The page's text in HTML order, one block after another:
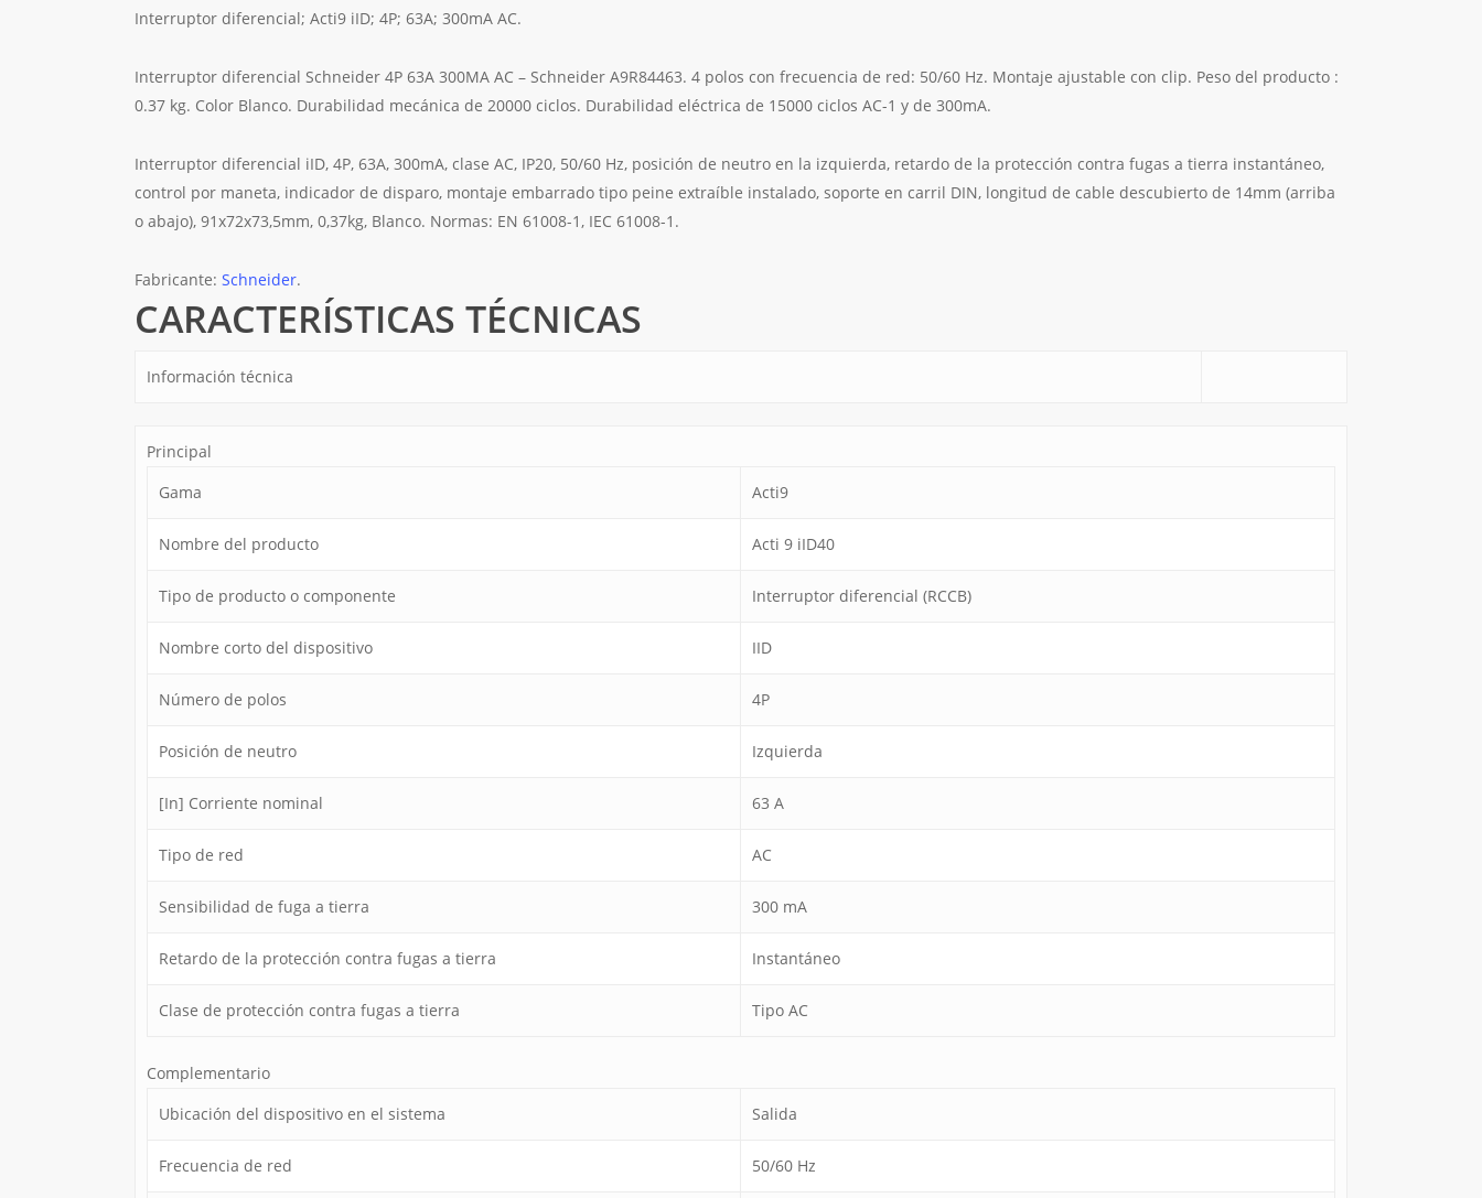
Interruptor diferencial; Acti9 iID; 4P; 63A; 300mA AC.
Interruptor diferencial Schneider 4P 63A 300MA AC – Schneider A9R84463. 4 polos con frecuencia de red: 50/60 Hz. Montaje ajustable con clip. Peso del producto :
0.37 kg. Color Blanco. Durabilidad mecánica de 20000 ciclos. Durabilidad eléctrica de 15000 ciclos AC-1 y de 300mA.
Interruptor diferencial iID, 4P, 63A, 300mA, clase AC, IP20, 50/60 Hz, posición de neutro en la izquierda, retardo de la protección contra fugas a tierra instantáneo,
control por maneta, indicador de disparo, montaje embarrado tipo peine extraíble instalado, soporte en carril DIN, longitud de cable descubierto de 14mm (arriba
o abajo), 91x72x73,5mm, 0,37kg, Blanco. Normas: EN 61008-1, IEC 61008-1.
Fabricante: Schneider.
CARACTERÍSTICAS TÉCNICAS
Información técnica
Principal
Gama
Acti9
Nombre del producto Acti 9 iID40
Tipo de producto o componente Interruptor diferencial (RCCB)
Nombre corto del dispositivo IID
Número de polos 4P
Posición de neutro Izquierda
[In] Corriente nominal 63 A
Tipo de red AC
Sensibilidad de fuga a tierra 300 mA
Retardo de la protección contra fugas a tierra Instantáneo
Clase de protección contra fugas a tierra Tipo AC
Complementario
Ubicación del dispositivo en el sistema
Salida
Frecuencia de red 50/60 Hz